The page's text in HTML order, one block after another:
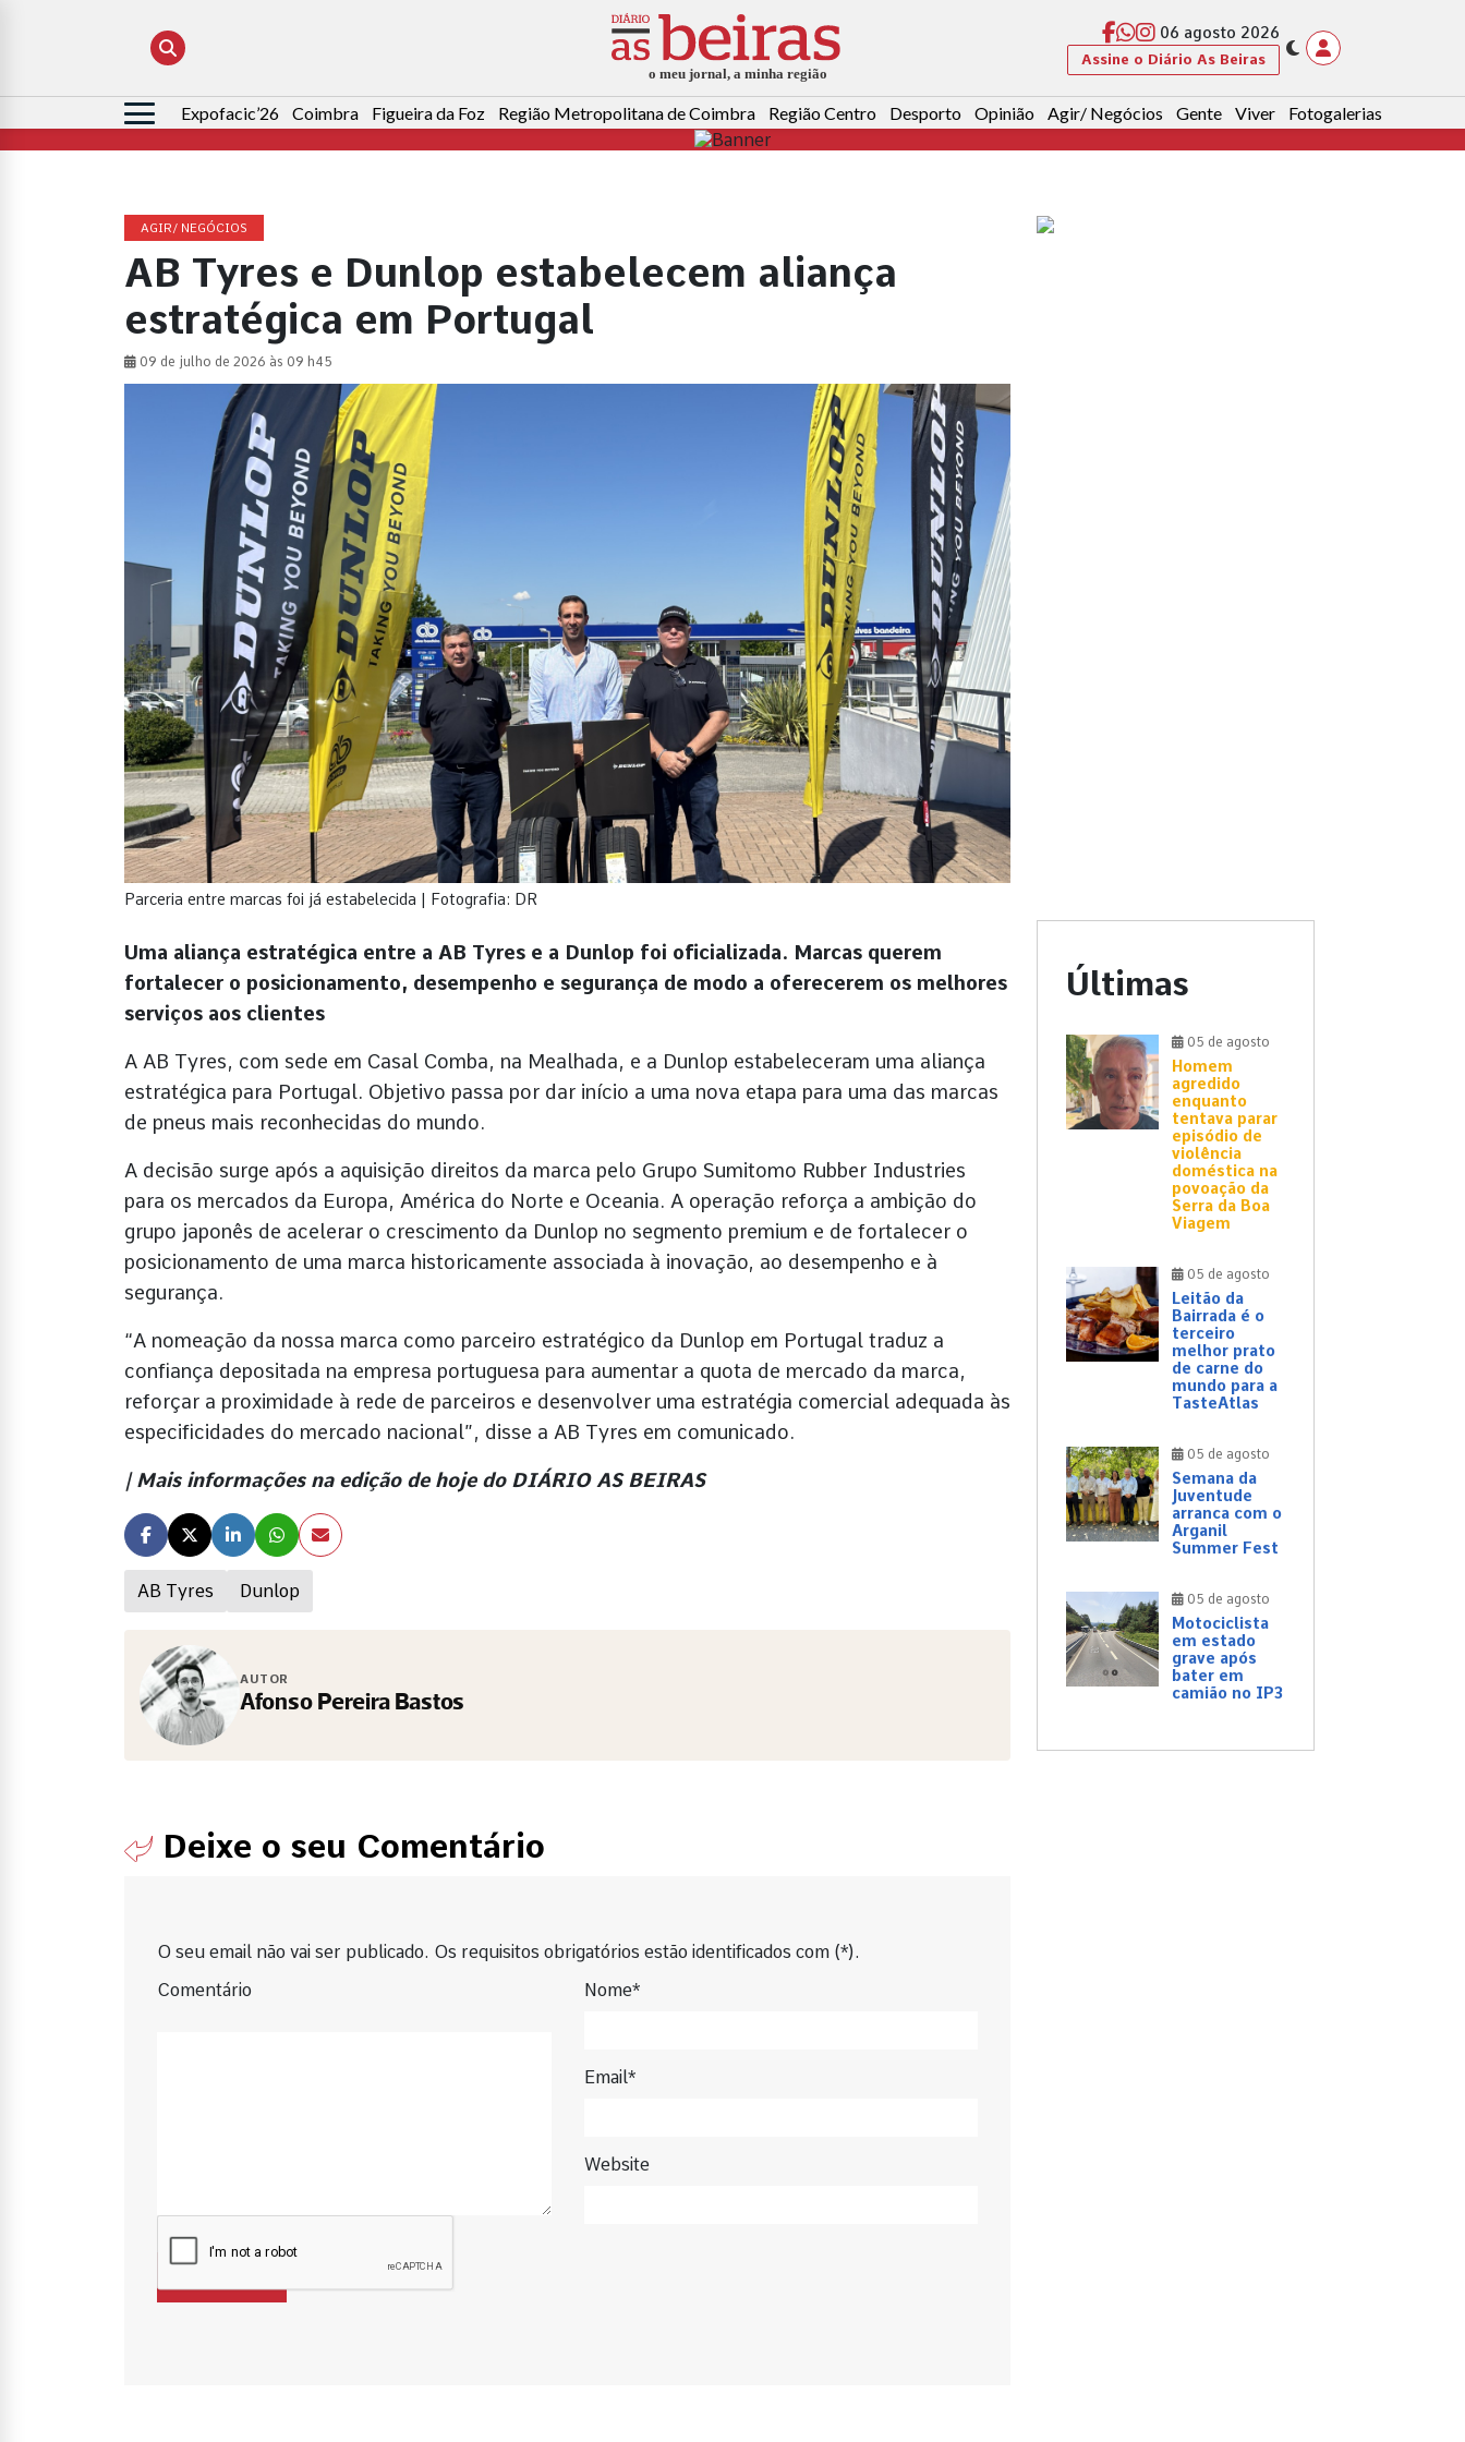
06 agosto 2026
Assine o Diário As Beiras
Pesquisar
por:
Expofacic’26 Coimbra Figueira da Foz Região Metropolitana de Coimbra Região Centro Desporto Opinião Agir/ Negócios Gente Viver Fotogalerias
AGIR/ NEGÓCIOS
AB Tyres e Dunlop estabelecem aliança
estratégica em Portugal
09 de julho de 2026 às 09 h45
Parceria entre marcas foi já estabelecida | Fotografia: DR
AB Tyres Dunlop
AUTOR
Afonso Pereira Bastos
Uma aliança estratégica entre a AB Tyres e a Dunlop foi oficializada. Marcas querem
fortalecer o posicionamento, desempenho e segurança de modo a oferecerem os melhores
serviços aos clientes
A AB Tyres, com sede em Casal Comba, na Mealhada, e a Dunlop estabeleceram uma aliança
estratégica para Portugal. Objetivo passa por dar início a uma nova etapa para uma das marcas
de pneus mais reconhecidas do mundo.
A decisão surge após a aquisição direitos da marca pelo Grupo Sumitomo Rubber Industries
para os mercados da Europa, América do Norte e Oceania. A operação reforça a ambição do
grupo japonês de acelerar o crescimento da Dunlop no segmento premium e de fortalecer o
posicionamento de uma marca historicamente associada à inovação, ao desempenho e à
segurança.
“A nomeação da nossa marca como parceiro estratégico da Dunlop em Portugal traduz a
confiança depositada na empresa portuguesa para aumentar a quota de mercado da marca,
reforçar a proximidade à rede de parceiros e desenvolver uma estratégia comercial adequada às
especificidades do mercado nacional”, disse a AB Tyres em comunicado.
| Mais informações na edição de hoje do DIÁRIO AS BEIRAS
Deixe o seu Comentário
O seu email não vai ser publicado. Os requisitos obrigatórios estão identificados com (*).
Comentário
Nome*
Email*
Website
Últimas
05 de agosto
Homem
agredido
enquanto
tentava parar
episódio de
violência
doméstica na
povoação da
Serra da Boa
Viagem
05 de agosto
Leitão da
Bairrada é o
terceiro
melhor prato
de carne do
mundo para a
TasteAtlas
05 de agosto
Semana da
Juventude
arranca com o
Arganil
Summer Fest
05 de agosto
Motociclista
em estado
grave após
bater em
camião no IP3